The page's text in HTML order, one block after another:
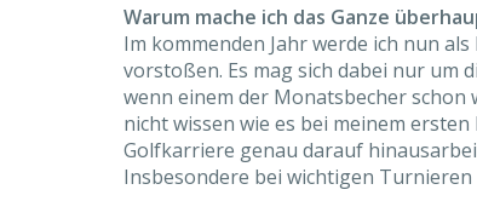
Warum mache ich das Ganze
Im kommenden Jahr werde ich nun
vorstoßen. Es mag sich dabei nur um
wenn einem der Monatsbecher schon
nicht wissen wie es bei meinem
Golfkarriere genau darauf
Insbesondere bei wichtigen Turnieren